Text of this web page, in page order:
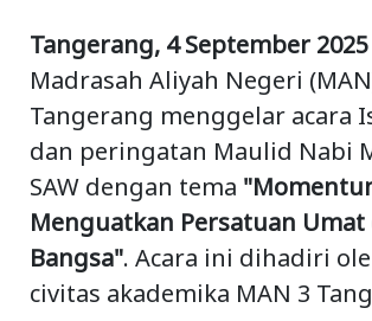
Tangerang, 4 September 2025
Madrasah Aliyah Negeri
Tangerang menggelar acara
dan peringatan Maulid Nabi
SAW dengan tema
Menguatkan Persatuan Umat
Bangsa". Acara ini dihadiri
civitas akademika MAN 3